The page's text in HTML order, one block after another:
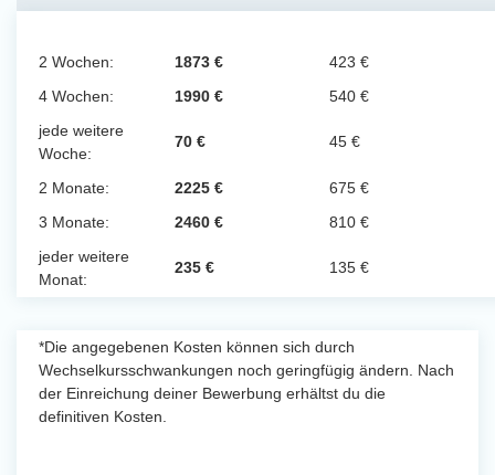
2 Wochen: 1873 €
423 €
4 Wochen:
1990 €
540 €
jede weitere
Woche:
70 € 45 €
2 Monate: 2225 €
675 €
3 Monate:
2460 €
810 €
jeder weitere
Monat:
235 € 135 €
*Die angegebenen Kosten können sich durch
Wechselkursschwankungen noch geringfügig ändern. Nach
der Einreichung deiner Bewerbung erhältst du die
definitiven Kosten.